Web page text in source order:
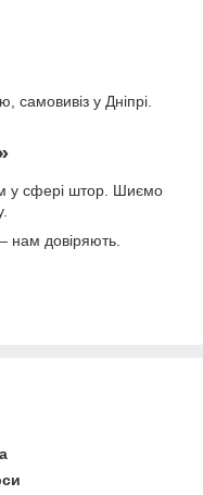
у Дніпрі.
у сфері штор. Шиємо
нам довіряють.